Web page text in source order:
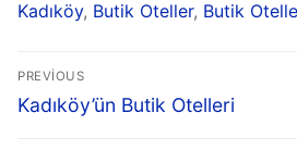
Kadıköy, Butik Oteller, Butik
PREVIOUS
Kadıköy’ün Butik Otelleri